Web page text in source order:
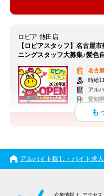
ロピア 熱田店
【ロピアスタッフ】名古屋
ニングスタッフ大募集♪髪色
名古
時給
アル
愛知
アルバイト探し・バイト求
企業情報 アクセス